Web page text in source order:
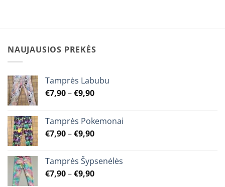
The
be
chosen
product
page
NAUJAUSIOS PREKĖS
Tamprės Labubu
€7,90–€9,90Price
through
€9,90
Tamprės Pokemonai
€7,90–€9,90Price
through
€9,90
Tamprės Šypsenėlės
€7,90–€9,90Price